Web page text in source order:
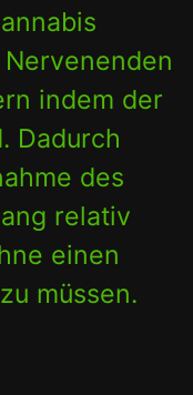
indem der
Dadurch
des
relativ
einen
müssen.